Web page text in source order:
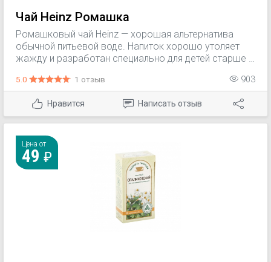
Чай Heinz Ромашка
Ромашковый чай Heinz — хорошая альтернатива
обычной питьевой воде. Напиток хорошо утоляет
жажду и разработан специально для детей старше 4
экстракт ромашки. Растение обладает
противовоспалительными и успокаивающими
свойствами. Ромашковый чай способствует
спокойному и здоровому сну малыша.
здоровье самых маленьких.
5.0 1 отзыв 903
Нравится Написать отзыв
Цена от
49